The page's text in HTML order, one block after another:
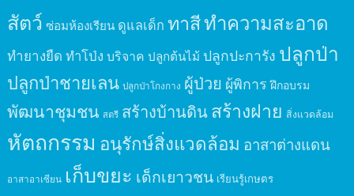
สัตว์ ซ่อมห้องเรียน ดูแลเด็ก ทาสีทำความสะอาด
ทำยางยืด ทำโป่ง บริจาค ปลูกต้นไม้ ปลูกปะการัง ปลูกป่า
ปลูกป่าชายเลน ปลูกป่าโกงกาง ผู้ป่วย ผู้พิการ ฝึกอบรม
พัฒนาชุมชน สตรี สร้างบ้านดินสร้างฝาย สิ่งแวดล้อม
หัตถกรรม อนุรักษ์สิ่งแวดล้อม อาสาต่างแดน
อาสาอาเซียน เก็บขยะ เด็กเยาวชน เรียนรู้เกษตร